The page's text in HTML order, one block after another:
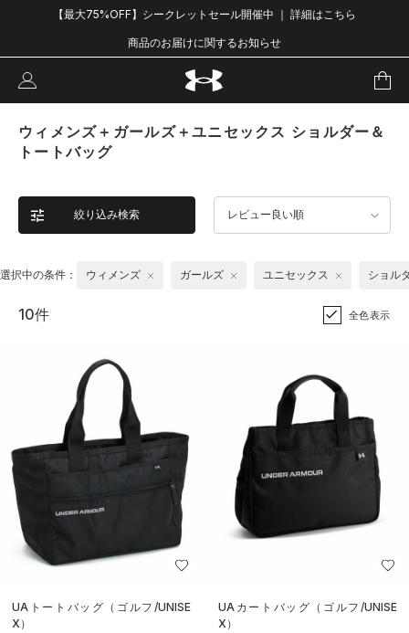
【最大75%OFF】シークレットセール開催中 ｜ 詳細はこちら
商品のお届けに関するお知らせ
ウィメンズ＋ガールズ＋ユニセックス ショルダー＆
トートバッグ
絞り込み検索 レビュー良い順
選択中の条件： ウィメンズ ガールズ ユニセックス ショル
10件 全色表示
UAトートバッグ（ゴルフ/UNISE
X）
UAカートバッグ（ゴルフ/UNISE
X）